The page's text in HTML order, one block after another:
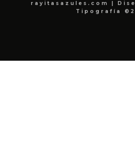
rayitasazules.com |
Tipografía